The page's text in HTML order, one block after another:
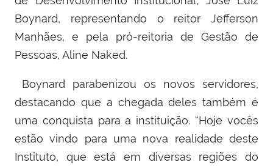
Boynard, representando o reitor Jefferson
Manhães, e pela pró-reitoria de Gestão de
Pessoas, Aline Naked.
Boynard parabenizou os novos servidores,
destacando que a chegada deles também é
uma conquista para a instituição. “Hoje vocês
estão vindo para uma nova realidade deste
Instituto, que está em diversas regiões do